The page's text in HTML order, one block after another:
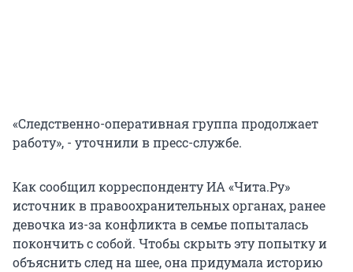
«Следственно-оперативная группа продолжает
работу», - уточнили в пресс-службе.
Как сообщил корреспонденту ИА «Чита.Ру»
источник в правоохранительных органах, ранее
девочка из-за конфликта в семье попыталась
покончить с собой. Чтобы скрыть эту попытку и
объяснить след на шее, она придумала историю